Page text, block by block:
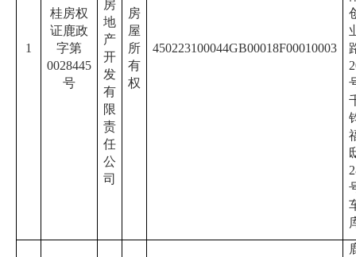
1
桂房权
证鹿政
字第
0028445
号
房
地
产
开
发
有
限
责
任
公
司
房
屋
所
有
权
450223100044GB00018F00010003